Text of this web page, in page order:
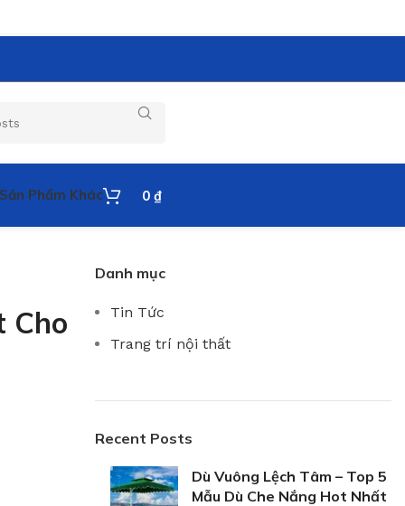
Sản Phẩm Khác 0 ₫
Cho
Danh mục
Tin Tức
Trang trí nội thất
Recent Posts
Dù Vuông Lệch Tâm – Top 5
Mẫu Dù Che Nắng Hot Nhất